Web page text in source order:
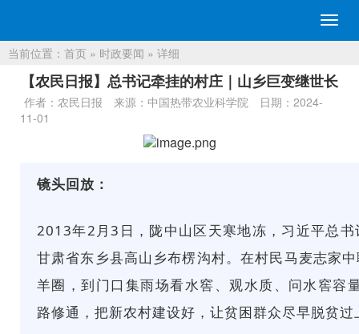
切
换
航
当前位置： 首页 » 时政要闻 » 详细
【农民日报】总书记牵挂的村庄｜山乡巨变继世长
作者：农民日报 来源：中国热带农业科学院
日期：2024-
11-01
镜头回放：
2013年2月3日，陇中山区天寒地冻，习近平总
甘肃省东乡县高山乡布楞沟村。在村民马麦志家
羊圈，到门口集雨场看水窖、观水质、问水窖容
路修通，把新农村建设好，让贫困群众尽早脱贫过